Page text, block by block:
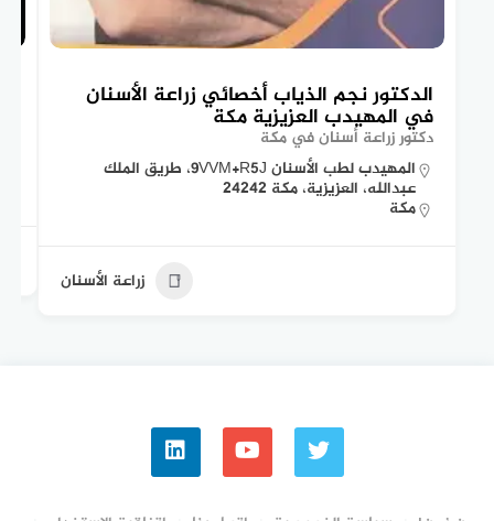
الدكتور نجم الذياب أخصائي زراعة الأسنان
في المهيدب العزيزية مكة
دكتور زراعة أسنان في مكة
المهيدب لطب الأسنان 9VVM+R5J، طريق الملك
عبدالله، العزيزية، مكة 24242
مكة
زراعة الأسنان